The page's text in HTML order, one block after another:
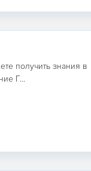
получить знания в
Г...